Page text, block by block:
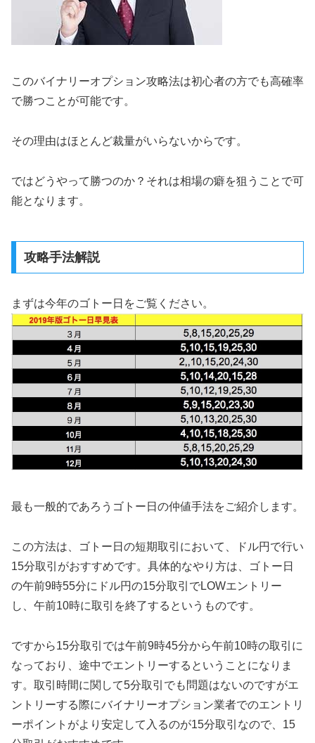
このバイナリーオプション攻略法は初心者の方でも高確率
で勝つことが可能です。
その理由はほとんど裁量がいらないからです。
ではどうやって勝つのか？それは相場の癖を狙うことで可
能となります。
攻略手法解説
まずは今年のゴトー日をご覧ください。
最も一般的であろうゴトー日の仲値手法をご紹介します。
この方法は、ゴトー日の短期取引において、ドル円で行い
15分取引がおすすめです。具体的なやり方は、ゴトー日
の午前9時55分にドル円の15分取引でLOWエントリー
し、午前10時に取引を終了するというものです。
ですから15分取引では午前9時45分から午前10時の取引に
なっており、途中でエントリーするということになりま
す。取引時間に関して5分取引でも問題はないのですがエ
ントリーする際にバイナリーオプション業者でのエントリ
ーポイントがより安定して入るのが15分取引なので、15